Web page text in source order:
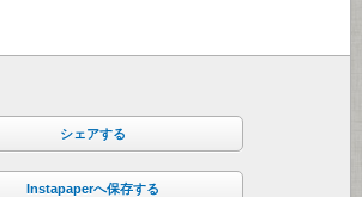
シェアする
Instapaperへ保存する